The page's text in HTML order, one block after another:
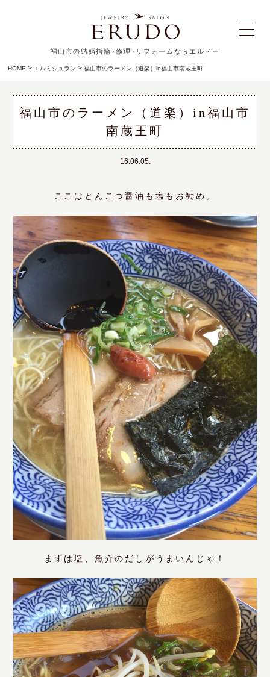
福山市の結婚指輪･修理･リフォームならエルドー
HOME >エルミシュラン >福山市のラーメン（道楽）in福山市南蔵王町
福山市のラーメン（道楽）in福山市
南蔵王町
16.06.05.
ここはとんこつ醤油も塩もお勧め。
まずは塩、魚介のだしがうまいんじゃ！